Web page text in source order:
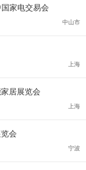
家电交易会
中山市
上海
居展览会
上海
会
宁波